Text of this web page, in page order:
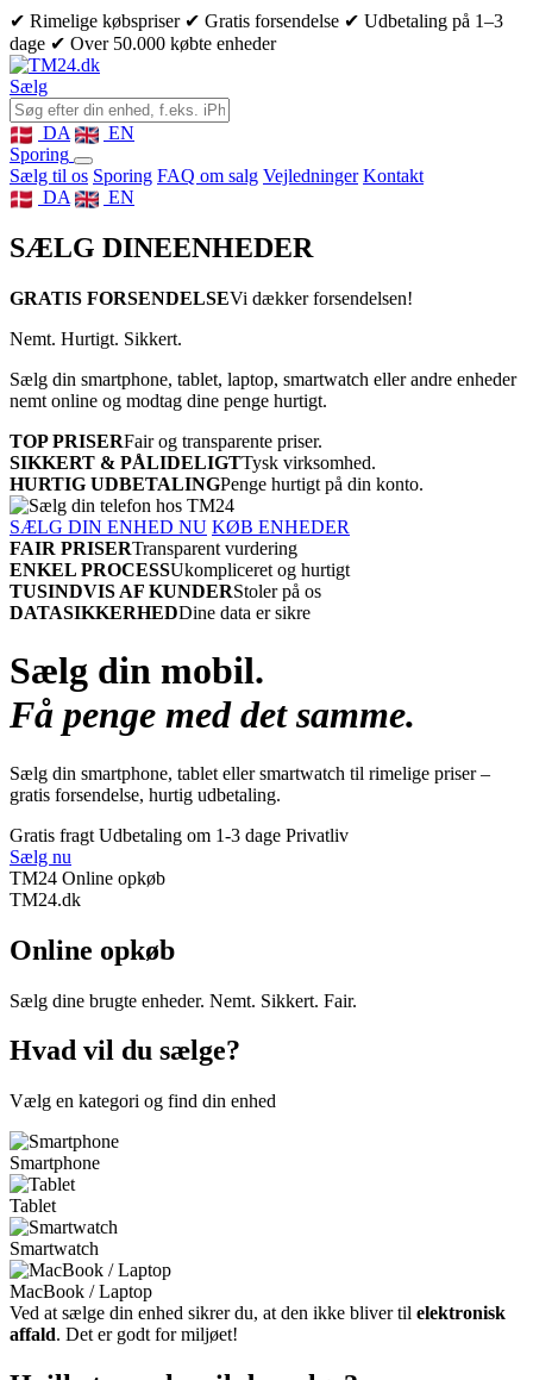
✔ Rimelige købspriser ✔ Gratis forsendelse ✔ Udbetaling på 1–3
dage ✔ Over 50.000 købte enheder
Sælg
DA
EN
Sporing
Sælg til os Sporing FAQ om salg Vejledninger Kontakt
DA
EN
SÆLG DINEENHEDER
GRATIS FORSENDELSEVi dækker forsendelsen!
Nemt. Hurtigt. Sikkert.
Sælg din smartphone, tablet, laptop, smartwatch eller andre enheder
nemt online og modtag dine penge hurtigt.
TOP PRISERFair og transparente priser.
SIKKERT & PÅLIDELIGTTysk virksomhed.
HURTIG UDBETALINGPenge hurtigt på din konto.
SÆLG DIN ENHED NU KØB ENHEDER
FAIR PRISERTransparent vurdering
ENKEL PROCESSUkompliceret og hurtigt
TUSINDVIS AF KUNDERStoler på os
DATASIKKERHEDDine data er sikre
Sælg din mobil.
Få penge med det samme.
Sælg din smartphone, tablet eller smartwatch til rimelige priser –
gratis forsendelse, hurtig udbetaling.
Gratis fragt Udbetaling om 1-3 dage Privatliv
Sælg nu
TM24 Online opkøb
TM24.dk
Online opkøb
Sælg dine brugte enheder. Nemt. Sikkert. Fair.
Hvad vil du sælge?
Vælg en kategori og find din enhed
Smartphone
Tablet
Smartwatch
MacBook / Laptop
Ved at sælge din enhed sikrer du, at den ikke bliver til elektronisk
affald. Det er godt for miljøet!